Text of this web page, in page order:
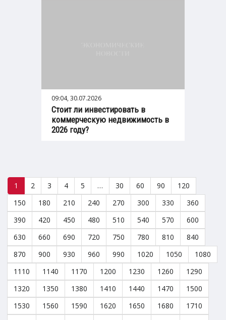
09:04, 30.07.2026
Стоит ли инвестировать в
коммерческую недвижимость в
2026 году?
1 2 3 4 5 … 30 60 90
120
150
180 210 240 270 300 330
360
390
420 450 480 510 540 570
600
630
660 690 720 750 780 810
840
870
900 930 960 990 1020 1050
1080
1110
1140 1170 1200 1230 1260
1290
1320
1350 1380 1410 1440 1470
1500
1530
1560 1590 1620 1650 1680
1710